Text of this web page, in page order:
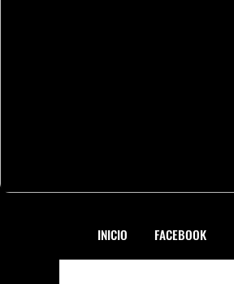
INICIO FACEBOOK